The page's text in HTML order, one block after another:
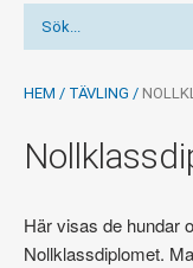
HEM / TÄVLING /
Här visas de hundar
Nollklassdiplomet.